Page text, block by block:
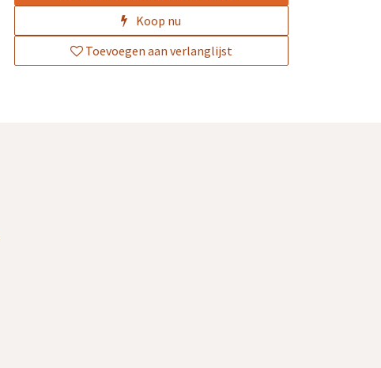
Koop nu
Toevoegen aan verlanglijst